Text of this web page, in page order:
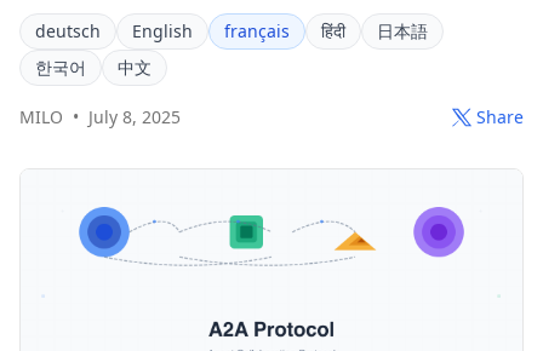
deutsch English français हिंदी
日本語
한국어
中文
MILO • July 8, 2025 Share